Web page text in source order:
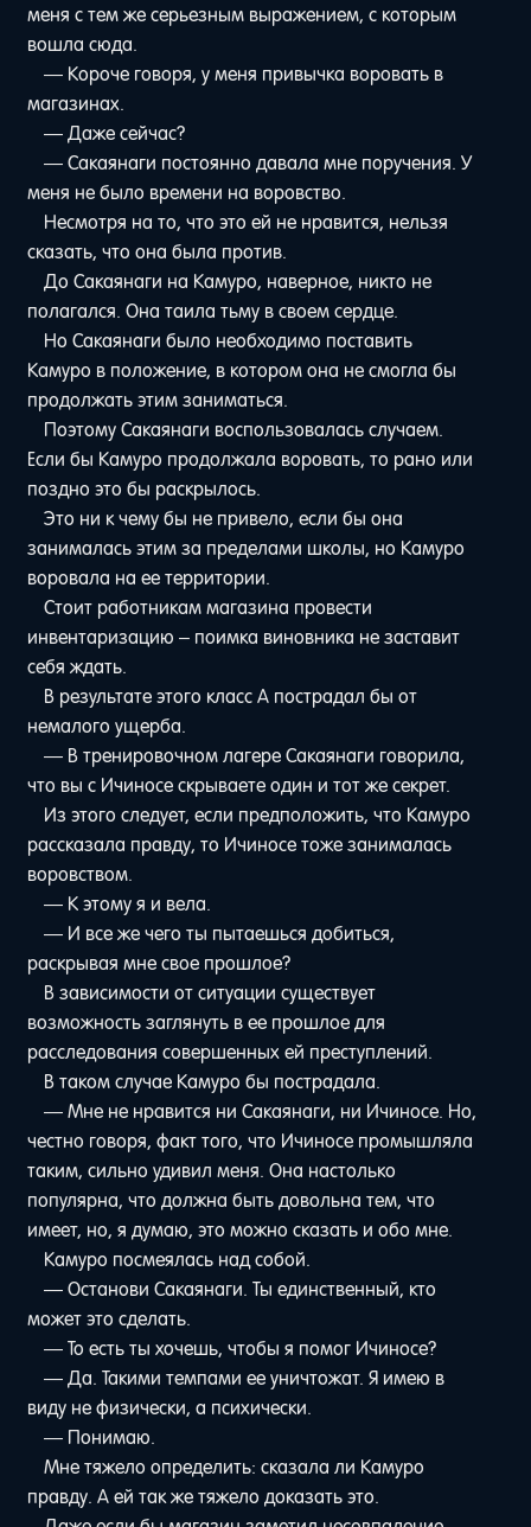
меня с тем же серьезным выражением, с которым
вошла сюда.
— Короче говоря, у меня привычка воровать в
магазинах.
— Даже сейчас?
— Сакаянаги постоянно давала мне поручения. У
меня не было времени на воровство.
Несмотря на то, что это ей не нравится, нельзя
сказать, что она была против.
До Сакаянаги на Камуро, наверное, никто не
полагался. Она таила тьму в своем сердце.
Но Сакаянаги было необходимо поставить
Камуро в положение, в котором она не смогла бы
продолжать этим заниматься.
Поэтому Сакаянаги воспользовалась случаем.
Если бы Камуро продолжала воровать, то рано или
поздно это бы раскрылось.
Это ни к чему бы не привело, если бы она
занималась этим за пределами школы, но Камуро
воровала на ее территории.
Стоит работникам магазина провести
инвентаризацию – поимка виновника не заставит
себя ждать.
В результате этого класс A пострадал бы от
немалого ущерба.
— В тренировочном лагере Сакаянаги говорила,
что вы с Ичиносе скрываете один и тот же секрет.
Из этого следует, если предположить, что Камуро
рассказала правду, то Ичиносе тоже занималась
воровством.
— К этому я и вела.
— И все же чего ты пытаешься добиться,
раскрывая мне свое прошлое?
В зависимости от ситуации существует
возможность заглянуть в ее прошлое для
расследования совершенных ей преступлений.
В таком случае Камуро бы пострадала.
— Мне не нравится ни Сакаянаги, ни Ичиносе. Но,
честно говоря, факт того, что Ичиносе промышляла
таким, сильно удивил меня. Она настолько
популярна, что должна быть довольна тем, что
имеет, но, я думаю, это можно сказать и обо мне.
Камуро посмеялась над собой.
— Останови Сакаянаги. Ты единственный, кто
может это сделать.
— То есть ты хочешь, чтобы я помог Ичиносе?
— Да. Такими темпами ее уничтожат. Я имею в
виду не физически, а психически.
— Понимаю.
Мне тяжело определить: сказала ли Камуро
правду. А ей так же тяжело доказать это.